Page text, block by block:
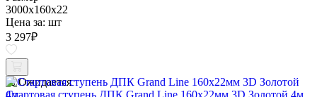
3000x160x22
Цена за: шт
3 297₽
Ожидается